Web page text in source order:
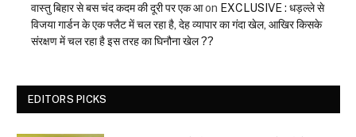
वास्तु बिहार से बस चंद कदम की दूरी पर एक आon EXCLUSIVE : धड़ल्ले से
विजया गार्डन के एक फ्लैट में चल रहा है, देह व्यापार का गंदा खेल, आखिर किसके
संरक्षण में चल रहा है इस तरह का घिनौना खेल ??
EDITORS PICKS